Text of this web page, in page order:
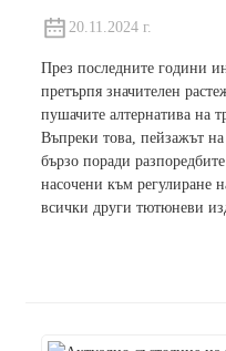
20.11.2024 г.
През последните години
претърпя значителен
пушачите алтернатива на
Въпреки това, пейзажът
бързо поради
насочени към регулиране
всички други тютюневи